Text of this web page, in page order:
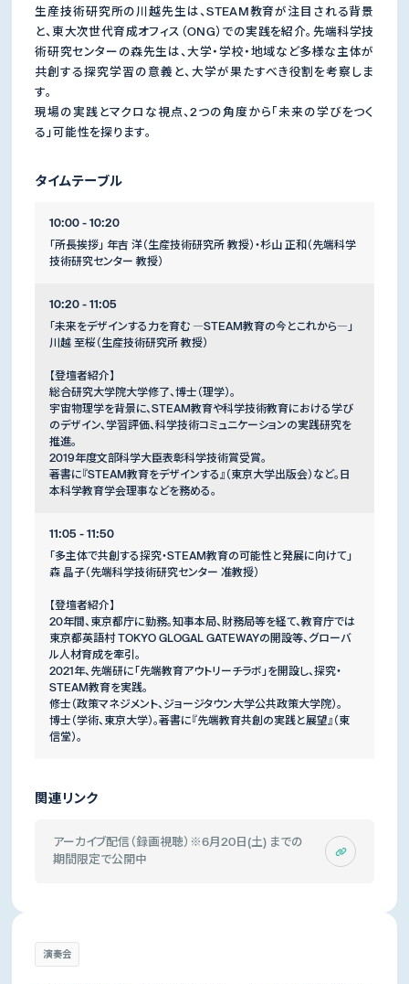
生産技術研究所の川越先生は、STEAM教育が注目される背景
と、東大次世代育成オフィス（ONG）での実践を紹介。先端科学技
術研究センターの森先生は、大学・学校・地域など多様な主体が
共創する探究学習の意義と、大学が果たすべき役割を考察しま
す。
現場の実践とマクロな視点、2つの角度から「未来の学びをつく
る」可能性を探ります。
タイムテーブル
10:00 - 10:20
「所長挨拶」 年吉 洋（生産技術研究所 教授）・杉山 正和（先端科学
技術研究センター 教授）
10:20 - 11:05
「未来をデザインする力を育む ―STEAM教育の今とこれから―」
川越 至桜（生産技術研究所 教授）
【登壇者紹介】
総合研究大学院大学修了、博士（理学）。
宇宙物理学を背景に、STEAM教育や科学技術教育における学び
のデザイン、学習評価、科学技術コミュニケーションの実践研究を
推進。
2019年度文部科学大臣表彰科学技術賞受賞。
著書に『STEAM教育をデザインする』（東京大学出版会）など。日
本科学教育学会理事などを務める。
11:05 - 11:50
「多主体で共創する探究・STEAM教育の可能性と発展に向けて」
森 晶子（先端科学技術研究センター 准教授）
【登壇者紹介】
20年間、東京都庁に勤務。知事本局、財務局等を経て、教育庁では
東京都英語村 TOKYO GLOGAL GATEWAYの開設等、グローバ
ル人材育成を牽引。
2021年、先端研に「先端教育アウトリーチラボ」を開設し、探究・
STEAM教育を実践。
修士（政策マネジメント、ジョージタウン大学公共政策大学院）。
博士（学術、東京大学）。著書に『先端教育共創の実践と展望』（東
信堂）。
関連リンク
アーカイブ配信（録画視聴）※6月20日(土) までの
期間限定で公開中
演奏会